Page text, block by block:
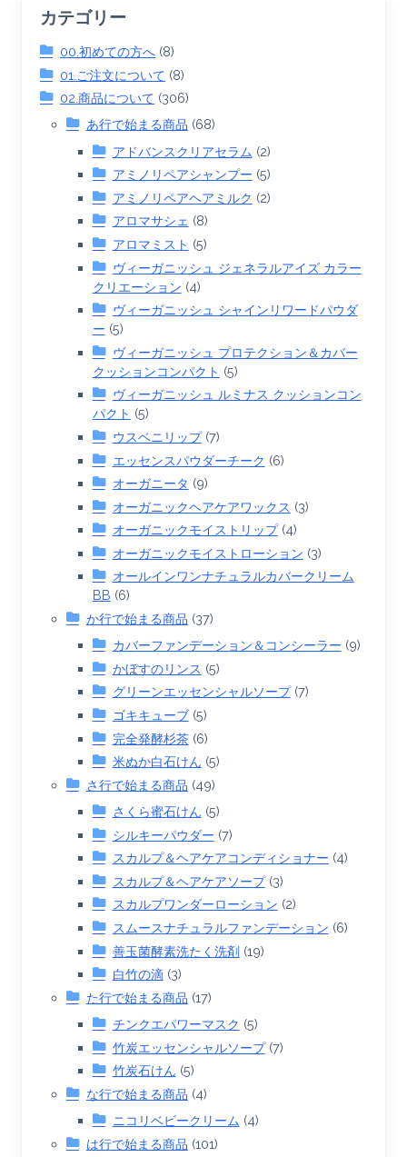
カテゴリー
00.初めての方へ (8)
01.ご注文について (8)
02.商品について (306)
あ行で始まる商品 (68)
アドバンスクリアセラム (2)
アミノリペアシャンプー (5)
アミノリペアヘアミルク (2)
アロマサシェ (8)
アロマミスト (5)
ヴィーガニッシュ ジェネラルアイズ カラー
クリエーション (4)
ヴィーガニッシュ シャインリワードパウダ
ー (5)
ヴィーガニッシュ プロテクション＆カバー
クッションコンパクト (5)
ヴィーガニッシュ ルミナス クッションコン
パクト (5)
ウスベニリップ(7)
エッセンスパウダーチーク (6)
オーガニータ (9)
オーガニックヘアケアワックス (3)
オーガニックモイストリップ(4)
オーガニックモイストローション (3)
オールインワンナチュラルカバークリーム
BB (6)
か行で始まる商品 (37)
カバーファンデーション＆コンシーラー (9)
かぼすのリンス (5)
グリーンエッセンシャルソープ(7)
ゴキキューブ(5)
完全発酵杉茶(6)
米ぬか白石けん (5)
さ行で始まる商品 (49)
さくら蜜石けん (5)
シルキーパウダー (7)
スカルプ＆ヘアケアコンディショナー (4)
スカルプ＆ヘアケアソープ(3)
スカルプワンダーローション (2)
スムースナチュラルファンデーション (6)
善玉菌酵素洗たく洗剤(19)
白竹の滴(3)
た行で始まる商品 (17)
チンクエパワーマスク (5)
竹炭エッセンシャルソープ(7)
竹炭石けん (5)
な行で始まる商品 (4)
ニコリベビークリーム (4)
は行で始まる商品 (101)